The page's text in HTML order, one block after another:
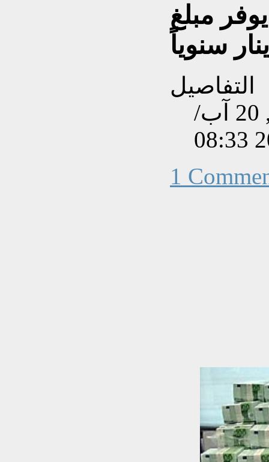
مبلغ
التفاصيل
تم إنشاءه بتاريخ الأربعاء, 20 آب/
1